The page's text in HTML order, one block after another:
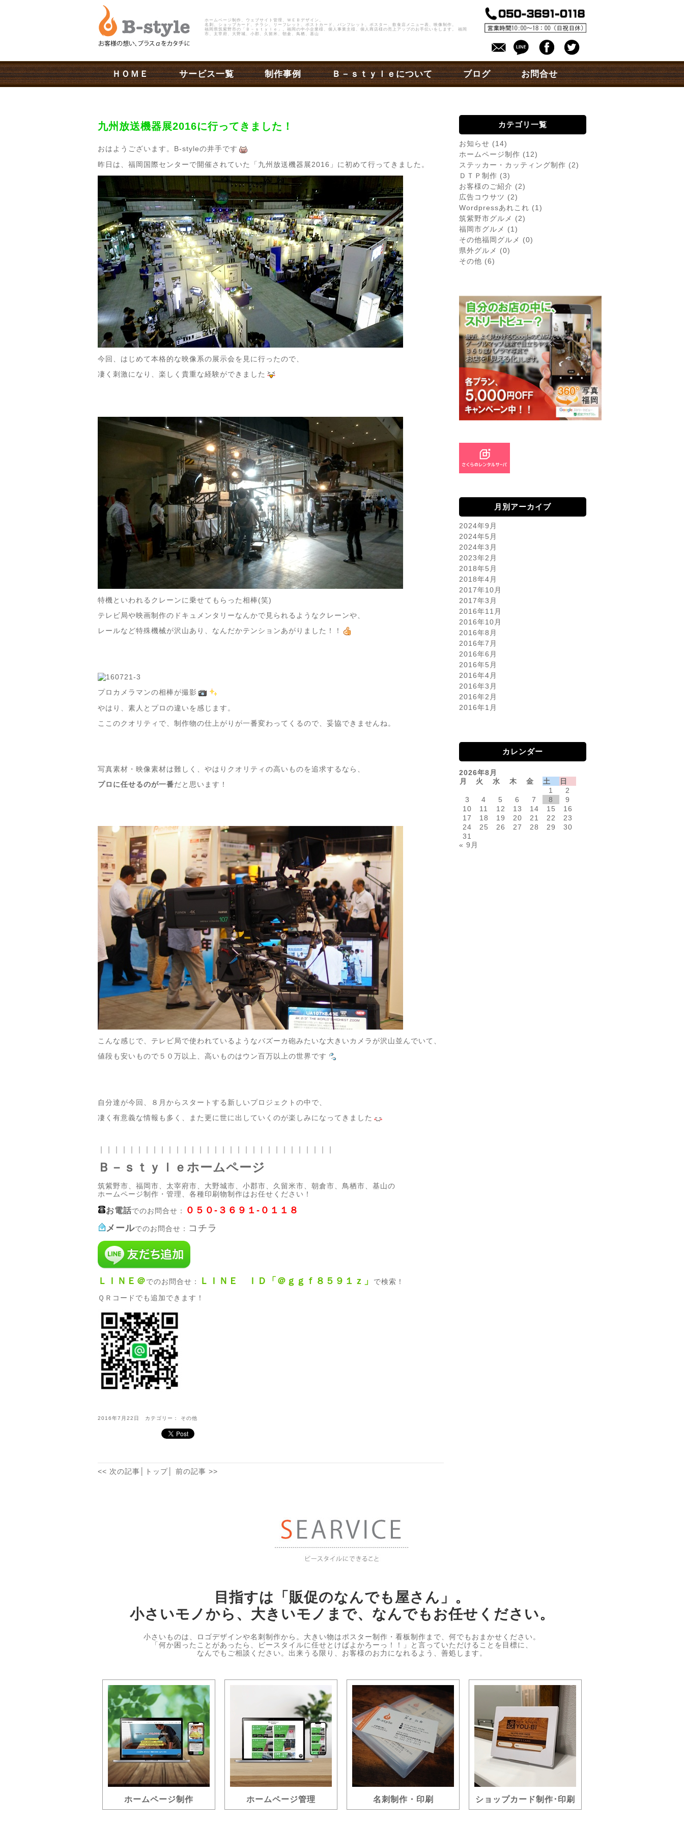
ホームページ制作、ウェブサイト管理、ＷＥＢデザイン。
名刺、ショップカード、チラシ、リーフレット、ポストカード、パンフレット、ポスター、飲食店メニュー表、映像制作。
福岡県筑紫野市の 「Ｂ－ｓｔｙｌｅ」
。福岡の中小企業様、個人事業主様、個人商店様の売上アップのお手伝いをします。 福岡
市、太宰府、大野城、小郡、久留米、朝倉、鳥栖、基山
ＨＯＭＥ サービス一覧 制作事例 Ｂ－ｓｔｙｌｅについて ブログ お問合せ
九州放送機器展2016に行ってきました！
おはようございます。B-styleの井手です
昨日は、福岡国際センターで開催されていた「九州放送機器展2016」に初めて行ってきました。
今回、はじめて本格的な映像系の展示会を見に行ったので、
凄く刺激になり、楽しく貴重な経験ができました
特機といわれるクレーンに乗せてもらった相棒(笑)
テレビ局や映画制作のドキュメンタリーなんかで見られるようなクレーンや、
レールなど特殊機械が沢山あり、なんだかテンションあがりました！！
プロカメラマンの相棒が撮影
やはり、素人とプロの違いを感じます。
ここのクオリティで、制作物の仕上がりが一番変わってくるので、妥協できませんね。
写真素材・映像素材は難しく、やはりクオリティの高いものを追求するなら、
プロに任せるのが一番だと思います！
こんな感じで、テレビ局で使われているようなバズーカ砲みたいな大きいカメラが沢山並んでいて、
値段も安いもので５０万以上、高いものはウン百万以上の世界です
自分達が今回、８月からスタートする新しいプロジェクトの中で、
凄く有意義な情報も多く、また更に世に出していくのが楽しみになってきました
｜｜｜｜｜｜｜｜｜｜｜｜｜｜｜｜｜｜｜｜｜｜｜｜｜｜｜｜｜｜｜
Ｂ－ｓｔｙｌｅホームページ
筑紫野市、福岡市、太宰府市、大野城市、小郡市、久留米市、朝倉市、鳥栖市、基山の
ホームページ制作・管理、各種印刷物制作はお任せください！
お電話でのお問合せ：
０５０-３６９１-０１１８
メールでのお問合せ： コチラ
ＬＩＮＥ＠でのお問合せ： ＬＩＮＥ ＩＤ「＠ｇｇｆ８５９１ｚ」
で検索！
ＱＲコードでも追加できます！
2016年7月22日 カテゴリー： その他
<< 次の記事 トップ 前の記事 >>
カテゴリ一覧
お知らせ (14)
ホームページ制作 (12)
ステッカー・カッティング制作 (2)
ＤＴＰ制作 (3)
お客様のご紹介 (2)
広告コウサツ (2)
Wordpressあれこれ (1)
筑紫野市グルメ
(2)
福岡市グルメ
(1)
その他福岡グルメ
(0)
県外グルメ
(0)
その他 (6)
月別アーカイブ
2024年9月
2024年5月
2024年3月
2023年2月
2018年5月
2018年4月
2017年10月
2017年3月
2016年11月
2016年10月
2016年8月
2016年7月
2016年6月
2016年5月
2016年4月
2016年3月
2016年2月
2016年1月
カレンダー
2026年8月
月
火 水 木 金 土
日
1
2
3
4 5 6 7 8
9
10
11 12 13 14 15
16
17
18 19 20 21 22
23
24
25 26 27 28 29
30
31
« 9月
目指すは「販促のなんでも屋さん」。
小さいモノから、大きいモノまで、なんでもお任せください。
小さいものは、ロゴデザインや名刺制作から。大きい物はポスター制作・看板制作まで、何でもおまかせください。
「何か困ったことがあったら、ビースタイルに任せとけばよかろーっ！！」と言っていただけることを目標に、
なんでもご相談ください。出来うる限り、お客様のお力になれるよう、善処します。
ホームページ制作 ホームページ管理 名刺制作・印刷 ショップカード制作･印刷